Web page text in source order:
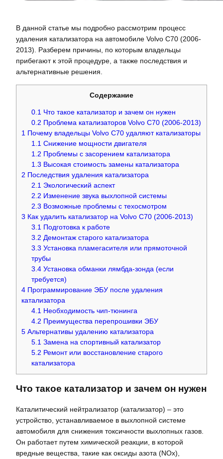
В данной статье мы подробно рассмотрим процесс
удаления катализатора на автомобиле Volvo C70 (2006-
2013). Разберем причины, по которым владельцы
прибегают к этой процедуре, а также последствия и
альтернативные решения.
Содержание
0.1 Что такое катализатор и зачем он нужен
0.2 Проблема катализаторов Volvo C70 (2006-2013)
1 Почему владельцы Volvo C70 удаляют катализаторы
1.1 Снижение мощности двигателя
1.2 Проблемы с засорением катализатора
1.3 Высокая стоимость замены катализатора
2 Последствия удаления катализатора
2.1 Экологический аспект
2.2 Изменение звука выхлопной системы
2.3 Возможные проблемы с техосмотром
3 Как удалить катализатор на Volvo C70 (2006-2013)
3.1 Подготовка к работе
3.2 Демонтаж старого катализатора
3.3 Установка пламегасителя или прямоточной
трубы
3.4 Установка обманки лямбда-зонда (если
требуется)
4 Программирование ЭБУ после удаления
катализатора
4.1 Необходимость чип-тюнинга
4.2 Преимущества перепрошивки ЭБУ
5 Альтернативы удалению катализатора
5.1 Замена на спортивный катализатор
5.2 Ремонт или восстановление старого
катализатора
Что такое катализатор и зачем он нужен
Каталитический нейтрализатор (катализатор) – это
устройство, устанавливаемое в выхлопной системе
автомобиля для снижения токсичности выхлопных газов.
Он работает путем химической реакции, в которой
вредные вещества, такие как оксиды азота (NOx),